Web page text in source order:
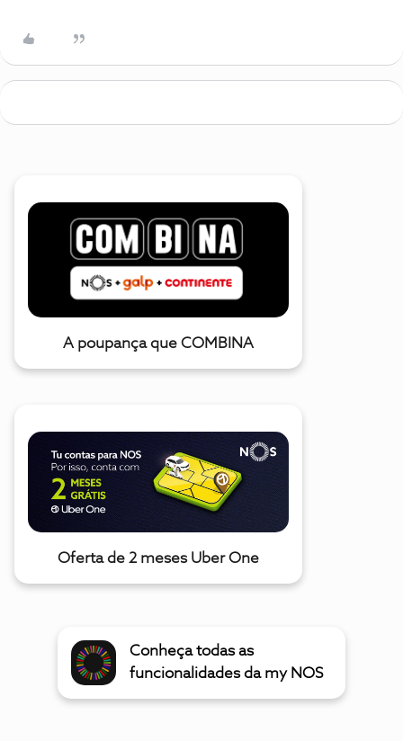
A poupança que COMBINA
Oferta de 2 meses Uber One
Conheça todas as
funcionalidades da my NOS